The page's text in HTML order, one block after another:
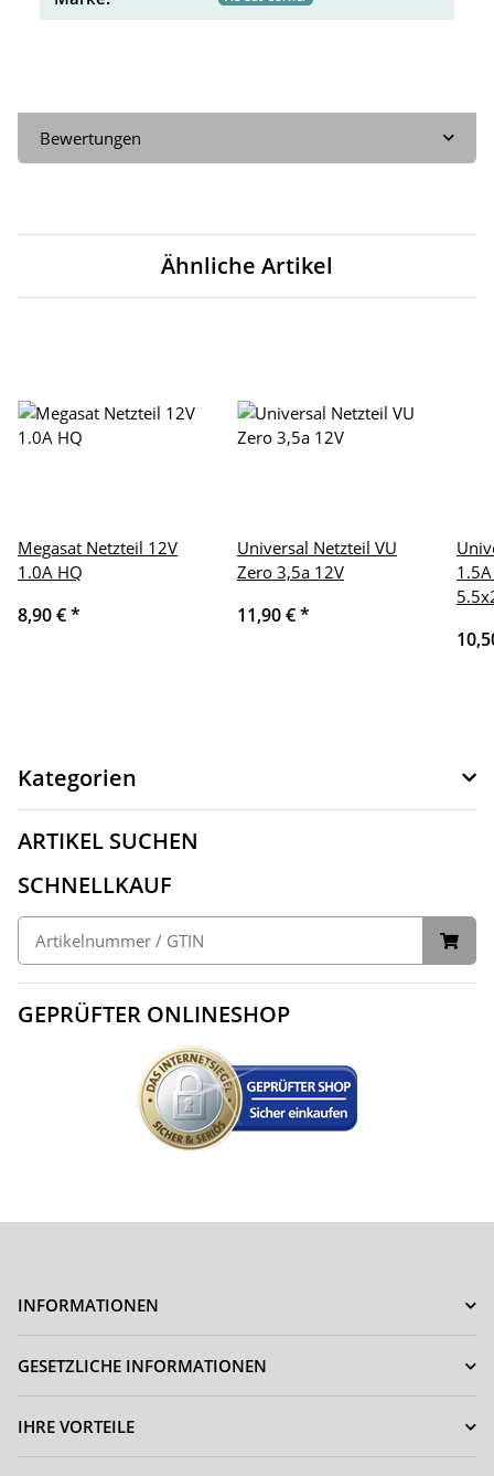
Bewertungen
Ähnliche Artikel
Megasat Netzteil 12V
1.0A HQ
8,90 €*
Universal Netzteil VU
Zero 3,5a 12V
11,90 €*
Kategorien
ARTIKEL SUCHEN
SCHNELLKAUF
GEPRÜFTER ONLINESHOP
INFORMATIONEN
GESETZLICHE INFORMATIONEN
IHRE VORTEILE